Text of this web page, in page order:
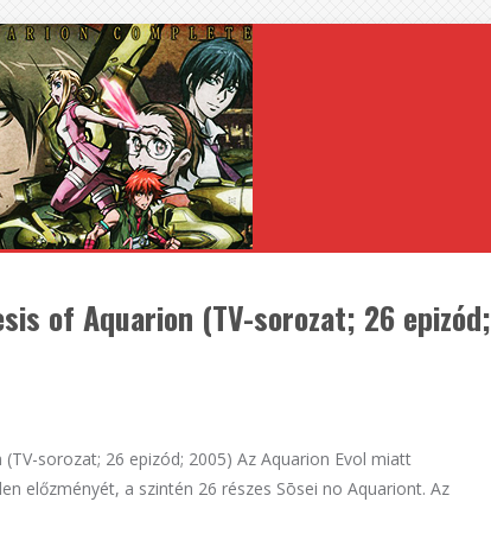
of Aquarion (TV-sorozat; 26 epizód;
sorozat; 26 epizód; 2005) Az Aquarion Evol miatt
előzményét, a szintén 26 részes Sōsei no Aquariont. Az